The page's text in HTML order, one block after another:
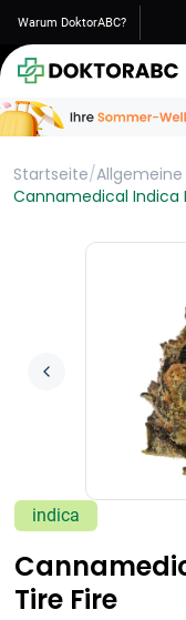
Warum DoktorABC?
Startseite/Allgemeine
Cannamedical Indica
indica
Tire Fire